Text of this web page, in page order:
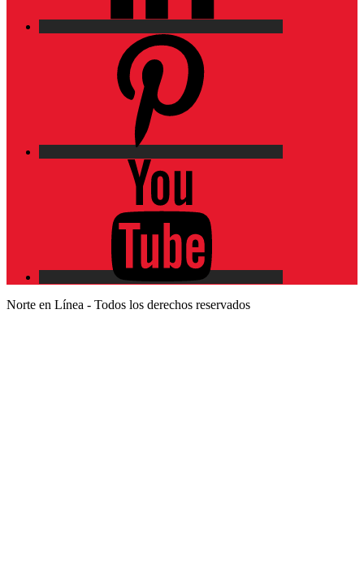
Norte en Línea - Todos los derechos reservados